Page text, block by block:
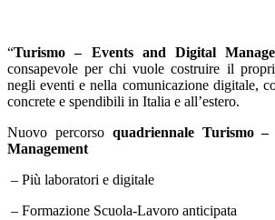
“Turismo – Events and Digital
consapevole per chi vuole costruire il
negli eventi e nella comunicazione digitale,
concrete e spendibili in Italia e all’estero.
Nuovo percorso quadriennale Turismo
Management
– Più laboratori e digitale
– Formazione Scuola-Lavoro anticipata